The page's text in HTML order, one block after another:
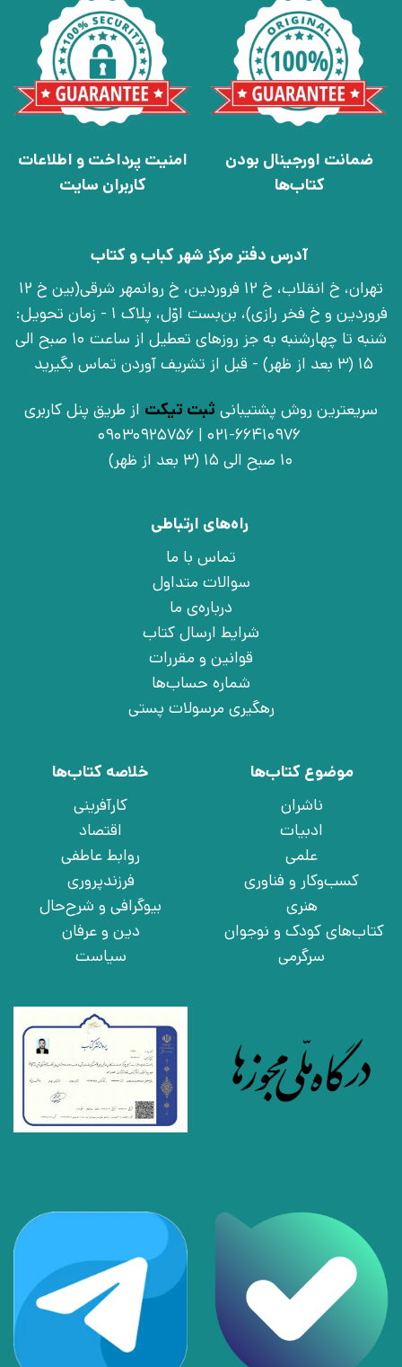
ضمانت اورجینال بودن
کتاب‌ها
امنیت پرداخت و اطلاعات
کاربران سایت
آدرس دفتر مرکز شهر کباب و کتاب
تهران، خ انقلاب، خ 12 فروردین، خ روانمهر شرقی(بین خ 12
فروردین و خ فخر رازی)، بن‌بست اوّل، پلاک 1 - زمان تحویل:
شنبه تا چهارشنبه به جز روزهای تعطیل از ساعت 10 صبح الی
15 (3 بعد از ظهر) - قبل از تشریف آوردن تماس بگیرید
سریعترین روش پشتیبانی ثبت تیکت از طریق پنل کاربری
021-66410976 | 09030925756
10 صبح الی 15 (3 بعد از ظهر)
راه‌های ارتباطی
تماس با ما
سوالات متداول
درباره‌ی ما
شرایط ارسال کتاب
قوانین و مقررات
شماره حساب‌ها
رهگیری مرسولات پستی
موضوع کتاب‌ها
ناشران
ادبیات
علمی
کسب‌وکار و فناوری
هنری
کتاب‌های کودک و نوجوان
سرگرمی
خلاصه کتاب‌ها
کارآفرینی
اقتصاد
روابط عاطفی
فرزندپروری
بیوگرافی و شرح‌حال
دین و عرفان
سیاست